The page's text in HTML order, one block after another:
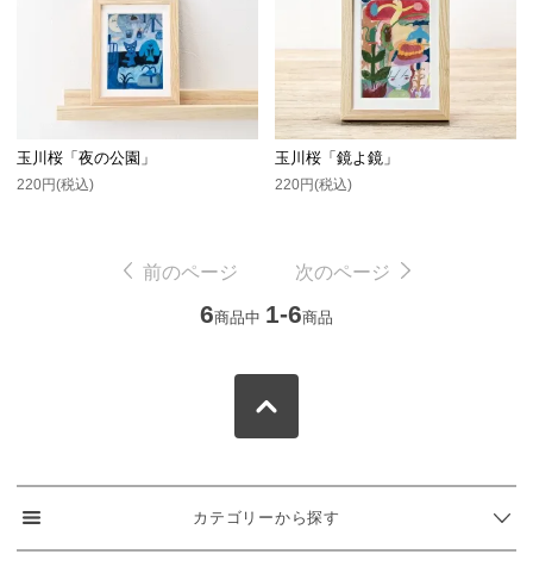
玉川桜「夜の公園」
220円(税込)
玉川桜「鏡よ鏡」
220円(税込)
前のページ 次のページ
6商品中 1-6商品
カテゴリーから探す